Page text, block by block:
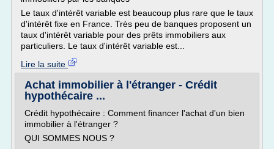
Le taux d'intérêt variable est beaucoup plus rare que le taux
d'intérêt fixe en France. Très peu de banques proposent un
taux d'intérêt variable pour des prêts immobiliers aux
particuliers. Le taux d'intérêt variable est...
Lire la suite
Achat immobilier à l'étranger - Crédit
hypothécaire ...
Crédit hypothécaire : Comment financer l'achat d'un bien
immobilier à l'étranger ?
QUI SOMMES NOUS ?